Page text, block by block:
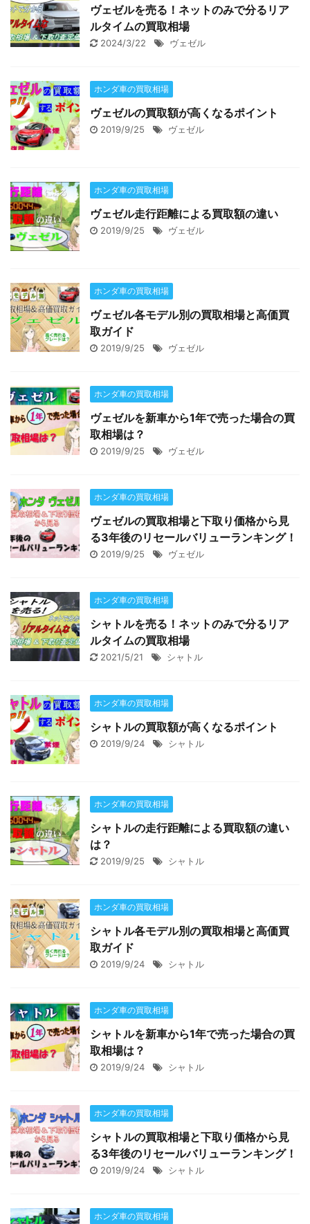
ヴェゼルを売る！ネットのみで分るリア
ルタイムの買取相場
2024/3/22 ヴェゼル
ホンダ車の買取相場
ヴェゼルの買取額が高くなるポイント
2019/9/25 ヴェゼル
ホンダ車の買取相場
ヴェゼル走行距離による買取額の違い
2019/9/25 ヴェゼル
ホンダ車の買取相場
ヴェゼル各モデル別の買取相場と高価買
取ガイド
2019/9/25 ヴェゼル
ホンダ車の買取相場
ヴェゼルを新車から1年で売った場合の買
取相場は？
2019/9/25 ヴェゼル
ホンダ車の買取相場
ヴェゼルの買取相場と下取り価格から見
る3年後のリセールバリューランキング！
2019/9/25 ヴェゼル
ホンダ車の買取相場
シャトルを売る！ネットのみで分るリア
ルタイムの買取相場
2021/5/21 シャトル
ホンダ車の買取相場
シャトルの買取額が高くなるポイント
2019/9/24 シャトル
ホンダ車の買取相場
シャトルの走行距離による買取額の違い
は？
2019/9/25 シャトル
ホンダ車の買取相場
シャトル各モデル別の買取相場と高価買
取ガイド
2019/9/24 シャトル
ホンダ車の買取相場
シャトルを新車から1年で売った場合の買
取相場は？
2019/9/24 シャトル
ホンダ車の買取相場
シャトルの買取相場と下取り価格から見
る3年後のリセールバリューランキング！
2019/9/24 シャトル
ホンダ車の買取相場